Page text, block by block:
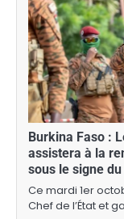
Burkina Faso :
assistera à la
sous le signe
Ce mardi 1er
Chef de l’État et